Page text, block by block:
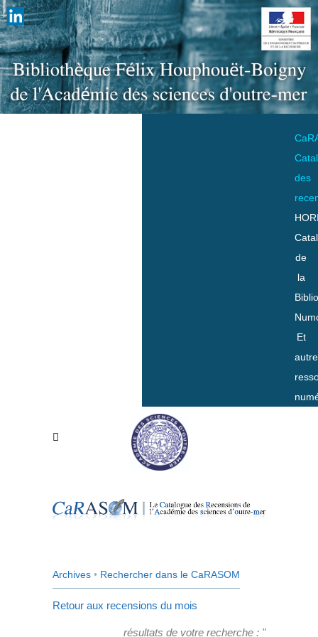
des
de
la
Et
Archives • Rechercher dans le CaRASOM
Retour aux recensions du mois
résultats de votre recherche : "